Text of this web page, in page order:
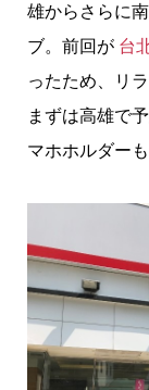
雄からさらに
ブ。前回が 台
ったため、リ
まずは高雄で
マホホルダーも